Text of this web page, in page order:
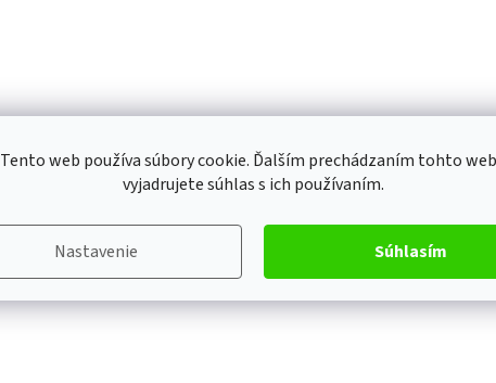
Tento web používa súbory cookie. Ďalším prechádzaním tohto
vyjadrujete súhlas s ich používaním.
Nastavenie Súhlasím